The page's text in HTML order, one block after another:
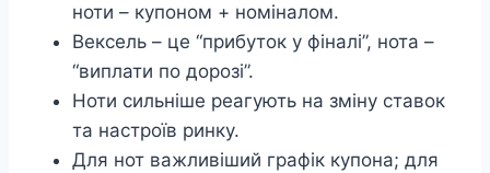
ноти – купоном + номіналом.
Вексель – це “прибуток у фіналі”, нота –
“виплати по дорозі”.
Ноти сильніше реагують на зміну ставок
та настроїв ринку.
Для нот важливіший графік купона; для